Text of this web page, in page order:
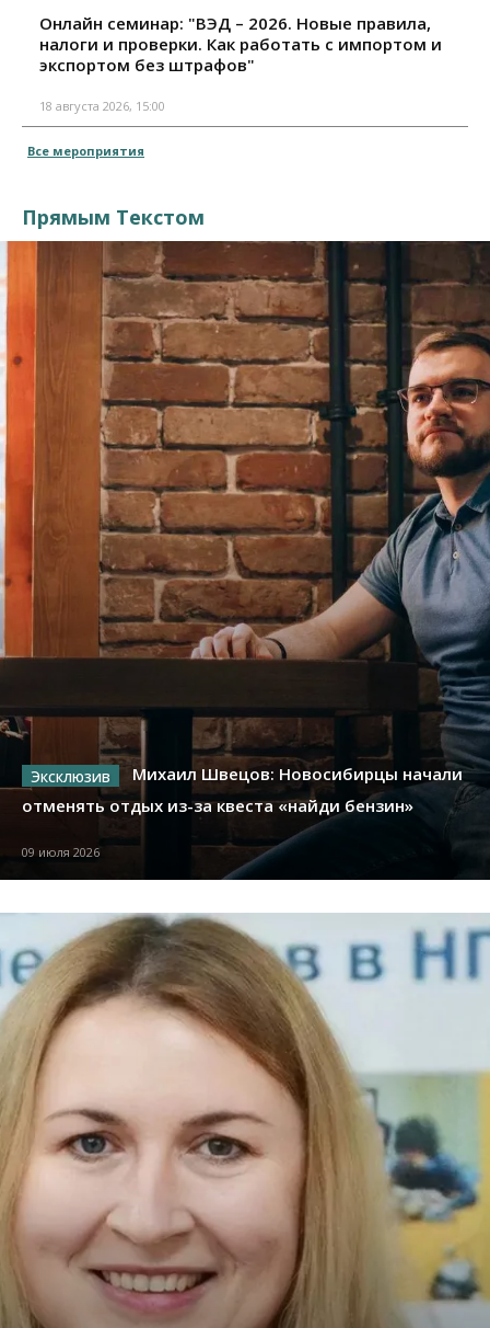
Онлайн семинар: "ВЭД – 2026. Новые правила,
налоги и проверки. Как работать с импортом и
экспортом без штрафов"
18 августа 2026, 15:00
Все мероприятия
Прямым Текстом
Михаил Швецов: Новосибирцы начали
отменять отдых из-за квеста «найди бензин»
09 июля 2026